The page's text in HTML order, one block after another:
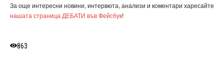
За още интересни новини, интервюта, анализи и коментари харесайте
нашата страница ДЕБАТИ във Фейсбук!
863